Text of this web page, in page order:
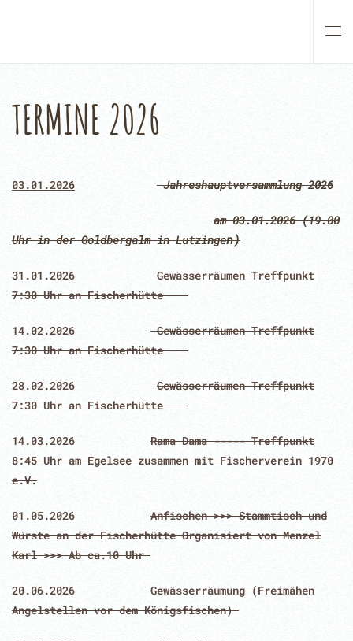
TERMINE 2026
03.01.2026 Jahreshauptversammlung 2026
am 03.01.2026 (19.00
Uhr in der Goldbergalm in Lutzingen)
31.01.2026
Gewässerräumen Treffpunkt
7:30 Uhr an Fischerhütte
14.02.2026 Gewässerräumen Treffpunkt
7:30 Uhr an Fischerhütte
28.02.2026 Gewässerräumen Treffpunkt
7:30 Uhr an Fischerhütte
14.03.2026
Rama Dama ----- Treffpunkt
8:45 Uhr am Egelsee zusammen mit Fischerverein 1970
e.V.
01.05.2026
Anfischen >>> Stammtisch und
Würste an der Fischerhütte Organisiert von Menzel
Karl >>> Ab ca.10 Uhr
20.06.2026 Gewässerräumung (Freimähen
Angelstellen vor dem Königsfischen)